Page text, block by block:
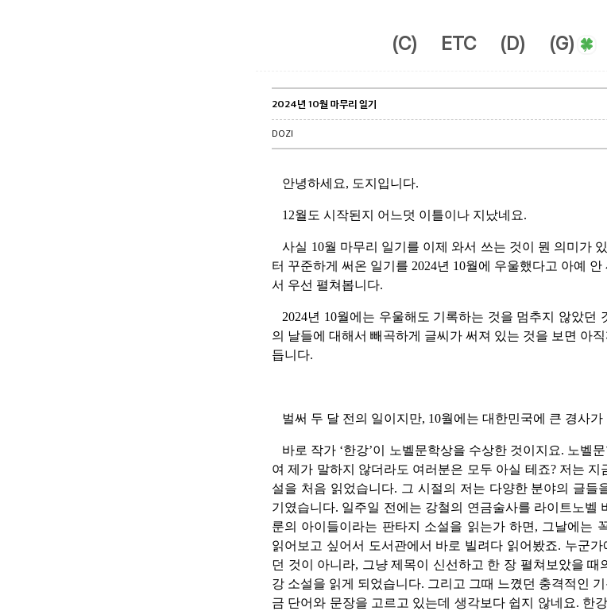
(C) ETC (D) (G)
2024년 10월 마무리 일기
DOZI
안녕하세요, 도지입니다.
12월도 시작된지 어느덧 이틀이나 지났네요.
사실 10월 마무리 일기를 이제 와서 쓰는 것이 뭔 의미가
터 꾸준하게 써온 일기를 2024년 10월에 우울했다고 아예
서 우선 펼쳐봅니다.
2024년 10월에는 우울해도 기록하는 것을 멈추지 않았던
의 날들에 대해서 빼곡하게 글씨가 써져 있는 것을 보면 아
듭니다.
벌써 두 달 전의 일이지만, 10월에는 대한민국에 큰 경사가
바로 작가 ‘한강’이 노벨문학상을 수상한 것이지요. 노벨
여 제가 말하지 않더라도 여러분은 모두 아실 테죠? 저는
설을 처음 읽었습니다. 그 시절의 저는 다양한 분야의 글들
기였습니다. 일주일 전에는 강철의 연금술사를 라이트노벨
룬의 아이들이라는 판타지 소설을 읽는가 하면, 그날에는
읽어보고 싶어서 도서관에서 바로 빌려다 읽어봤죠. 누군
던 것이 아니라, 그냥 제목이 신선하고 한 장 펼쳐보았을
강 소설을 읽게 되었습니다. 그리고 그때 느꼈던 충격적인
금 단어와 문장을 고르고 있는데 생각보다 쉽지 않네요. 한